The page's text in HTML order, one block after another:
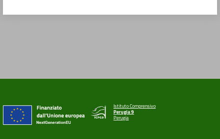
Istituto Comprensivo
Perugia 9
Perugia